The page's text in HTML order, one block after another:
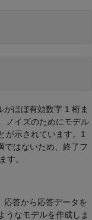
がほぼ有効数字 1 桁ま
ノイズのためにモデル
が示されています。1
ではないため、終了フ
す。
応答から応答データを
うなモデルを作成しま